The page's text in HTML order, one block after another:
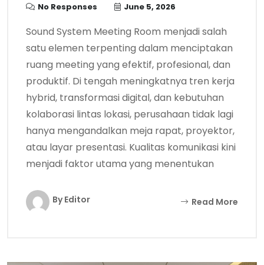
No Responses June 5, 2026
Sound System Meeting Room menjadi salah
satu elemen terpenting dalam menciptakan
ruang meeting yang efektif, profesional, dan
produktif. Di tengah meningkatnya tren kerja
hybrid, transformasi digital, dan kebutuhan
kolaborasi lintas lokasi, perusahaan tidak lagi
hanya mengandalkan meja rapat, proyektor,
atau layar presentasi. Kualitas komunikasi kini
menjadi faktor utama yang menentukan
By Editor Read More